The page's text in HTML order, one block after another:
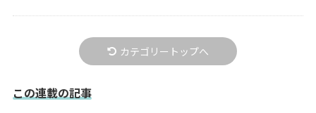
カテゴリートップへ
この連載の記事